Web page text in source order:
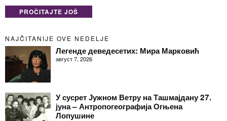
PROČITAJTE JOŠ
NAJČITANIJE OVE NEDELJE
Легенде деведесетих: Мира Марковић
август 7, 2026
У сусрет Јужном Ветру на Ташмајдану 27.
јуна – Антропогеографија Огњена
Лопушине